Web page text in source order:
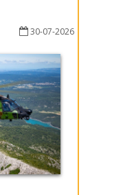
30-07-2026